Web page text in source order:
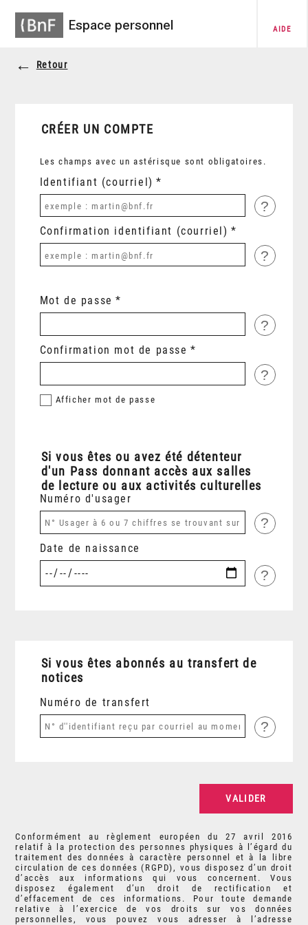
Espace personnel AIDE
Retour
CRÉER UN COMPTE
Les champs avec un astérisque sont obligatoires.
Identifiant (courriel)
?
Confirmation identifiant (courriel)
?
Mot de passe
?
Confirmation mot de passe
?
Afficher mot de passe
Si vous êtes ou avez été détenteur
d'un Pass donnant accès aux salles
de lecture ou aux activités culturelles
Numéro d'usager
?
Date de naissance
?
Si vous êtes abonnés au transfert de
notices
Numéro de transfert
?
Conformément au règlement européen du 27 avril 2016
relatif à la protection des personnes physiques à l’égard du
traitement des données à caractère personnel et à la libre
circulation de ces données (RGPD), vous disposez d’un droit
d’accès aux informations qui vous concernent. Vous
disposez également d’un droit de rectification et
d’effacement de ces informations. Pour toute demande
relative à l’exercice de vos droits sur vos données
personnelles, vous pouvez vous adresser à l’adresse